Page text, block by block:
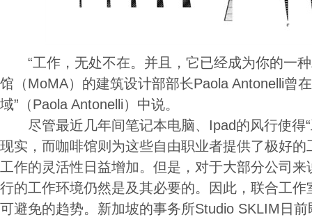
“工作，无处不在。并且，它已经成为你的一种
馆（MoMA）的建筑设计部部长Paola Antonelli曾
域”（Paola Antonelli）中说。
尽管最近几年间笔记本电脑、Ipad的风行使得“
现实，而咖啡馆则为这些自由职业者提供了极好
工作的灵活性日益增加。但是，对于大部分公司
行的工作环境仍然是及其必要的。因此，联合工
可避免的趋势。新加坡的事务所Studio SKLIM日